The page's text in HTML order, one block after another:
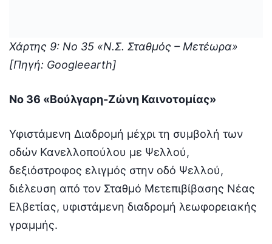
Χάρτης 9: Νο 35 «Ν.Σ. Σταθμός – Μετέωρα»
[Πηγή: Googleearth]
Νο 36 «Βούλγαρη-Ζώνη Καινοτομίας»
Υφιστάμενη Διαδρομή μέχρι τη συμβολή των
οδών Κανελλοπούλου με Ψελλού,
δεξιόστροφος ελιγμός στην οδό Ψελλού,
διέλευση από τον Σταθμό Μετεπιβίβασης Νέας
Ελβετίας, υφιστάμενη διαδρομή λεωφορειακής
γραμμής.